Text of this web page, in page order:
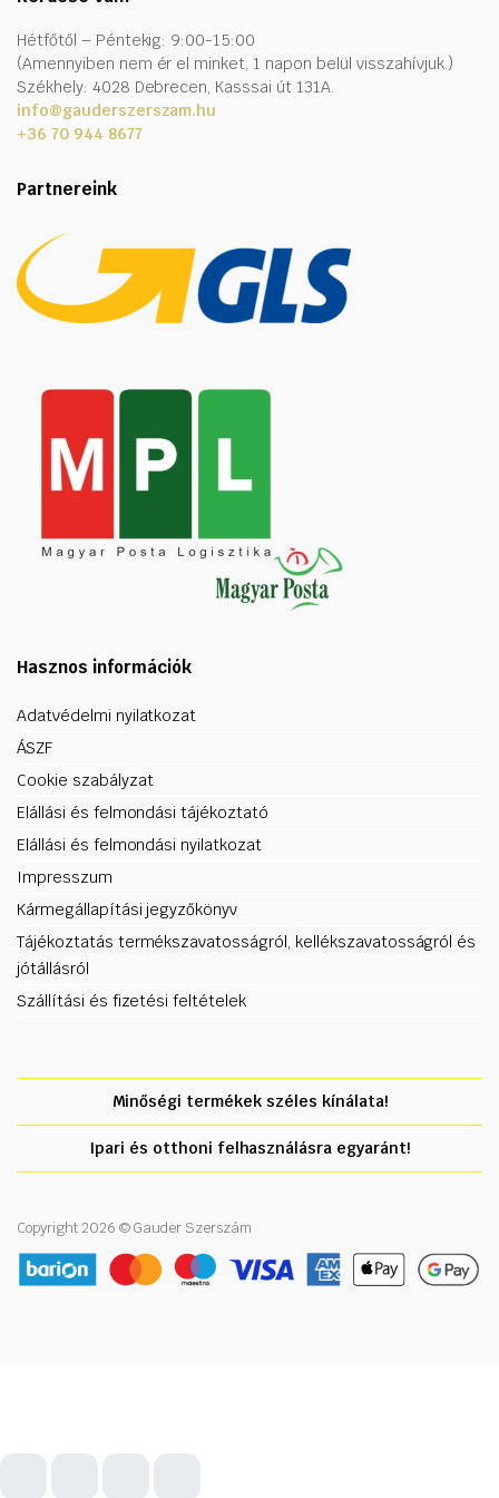
Hétfőtől – Péntekig: 9:00-15:00
(Amennyiben nem ér el minket, 1 napon belül visszahívjuk.)
Székhely: 4028 Debrecen, Kasssai út 131A.
info@gauderszerszam.hu
+36 70 944 8677
Partnereink
Hasznos információk
Adatvédelmi nyilatkozat
ÁSZF
Cookie szabályzat
Elállási és felmondási tájékoztató
Elállási és felmondási nyilatkozat
Impresszum
Kármegállapítási jegyzőkönyv
Tájékoztatás termékszavatosságról, kellékszavatosságról és
jótállásról
Szállítási és fizetési feltételek
Minőségi termékek széles kínálata!
Ipari és otthoni felhasználásra egyaránt!
Copyright 2026 © Gauder Szerszám